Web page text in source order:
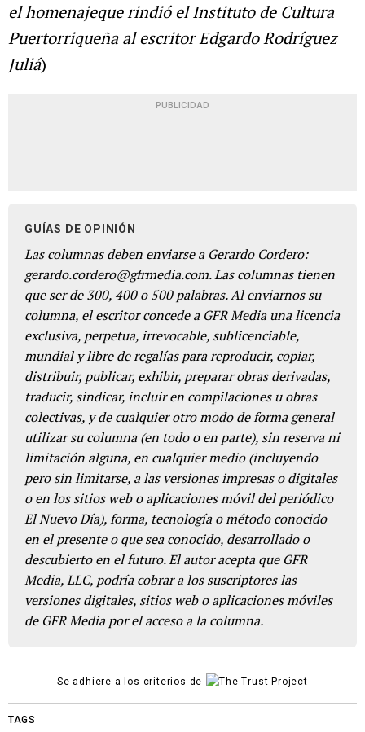
el homenajeque rindió el Instituto de Cultura
Puertorriqueña al escritor Edgardo Rodríguez
Juliá)
PUBLICIDAD
GUÍAS DE OPINIÓN
Las columnas deben enviarse a Gerardo Cordero:
gerardo.cordero@gfrmedia.com. Las columnas tienen
que ser de 300, 400 o 500 palabras. Al enviarnos su
columna, el escritor concede a GFR Media una licencia
exclusiva, perpetua, irrevocable, sublicenciable,
mundial y libre de regalías para reproducir, copiar,
distribuir, publicar, exhibir, preparar obras derivadas,
traducir, sindicar, incluir en compilaciones u obras
colectivas, y de cualquier otro modo de forma general
utilizar su columna (en todo o en parte), sin reserva ni
limitación alguna, en cualquier medio (incluyendo
pero sin limitarse, a las versiones impresas o digitales
o en los sitios web o aplicaciones móvil del periódico
El Nuevo Día), forma, tecnología o método conocido
en el presente o que sea conocido, desarrollado o
descubierto en el futuro. El autor acepta que GFR
Media, LLC, podría cobrar a los suscriptores las
versiones digitales, sitios web o aplicaciones móviles
de GFR Media por el acceso a la columna.
Se adhiere a los criterios de
TAGS